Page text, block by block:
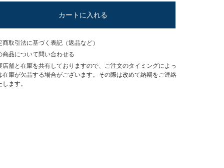
カートに入れる
商取引法に基づく表記（返品など）
商品について問い合わせる
舗と在庫を共有しておりますので、ご注文のタイミングによっ
在庫が欠品する場合がございます。その際は改めて納期をご連絡
します。